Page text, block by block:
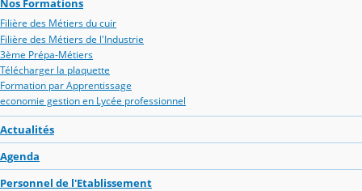
Nos Formations
Filière des Métiers du cuir
Filière des Métiers de l'Industrie
3ème Prépa-Métiers
Télécharger la plaquette
Formation par Apprentissage
economie gestion en Lycée professionnel
Actualités
Agenda
Personnel de l'Etablissement